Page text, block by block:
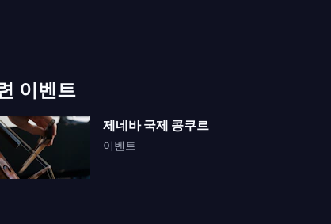
루치아노 베리오, Naturale
볼프강 아마데우스 모차르트,
Divertimento in E-flat Major for String
Trio, K. 563
이벤트
제네바 국제 콩쿠르
이벤트